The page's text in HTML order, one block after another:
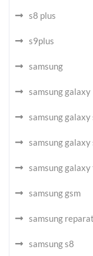
s8 plus
s9plus
samsung
samsung galaxy
samsung galaxy
samsung galaxy
samsung galaxy
samsung gsm
samsung
samsung s8